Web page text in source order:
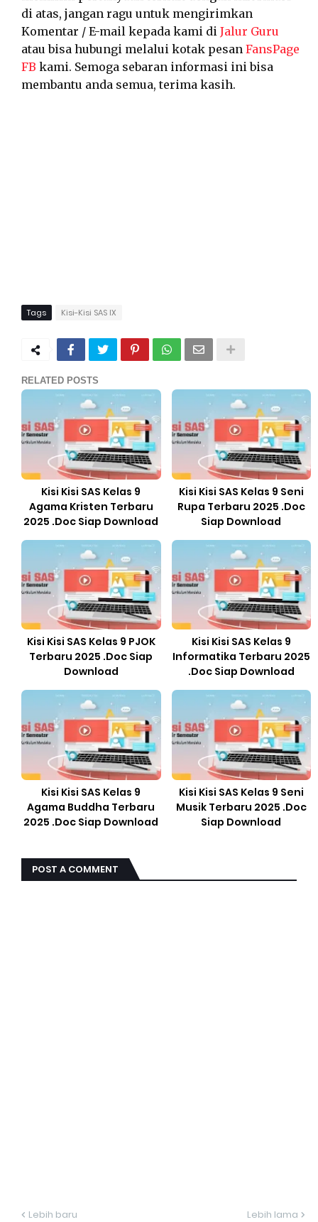
di atas, jangan ragu untuk mengirimkan
Komentar / E-mail kepada kami di Jalur Guru
atau bisa hubungi melalui kotak pesan FansPage
FB kami. Semoga sebaran informasi ini bisa
membantu anda semua, terima kasih.
Tags Kisi-Kisi SAS IX
RELATED POSTS
Kisi Kisi SAS Kelas 9
Agama Kristen Terbaru
2025 .Doc Siap Download
Kisi Kisi SAS Kelas 9 Seni
Rupa Terbaru 2025 .Doc
Siap Download
Kisi Kisi SAS Kelas 9 PJOK
Terbaru 2025 .Doc Siap
Download
Kisi Kisi SAS Kelas 9
Informatika Terbaru 2025
.Doc Siap Download
Kisi Kisi SAS Kelas 9
Agama Buddha Terbaru
2025 .Doc Siap Download
Kisi Kisi SAS Kelas 9 Seni
Musik Terbaru 2025 .Doc
Siap Download
POST A COMMENT
Lebih baru Lebih lama